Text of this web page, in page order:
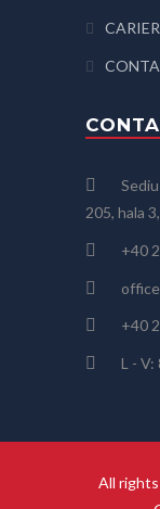
205, hala
+40
+40
L - V:
All